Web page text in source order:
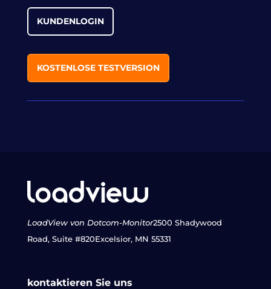
KUNDENLOGIN
KOSTENLOSE TESTVERSION
LoadView von Dotcom-Monitor2500 Shadywood
Road, Suite #820Excelsior, MN 55331
kontaktieren Sie uns